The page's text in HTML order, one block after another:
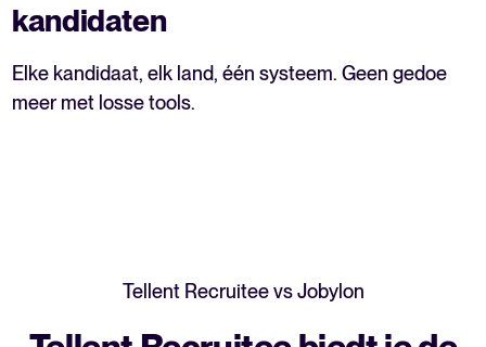
kandidaten
Elke kandidaat, elk land, één systeem. Geen gedoe
meer met losse tools.
Tellent Recruitee vs Jobylon